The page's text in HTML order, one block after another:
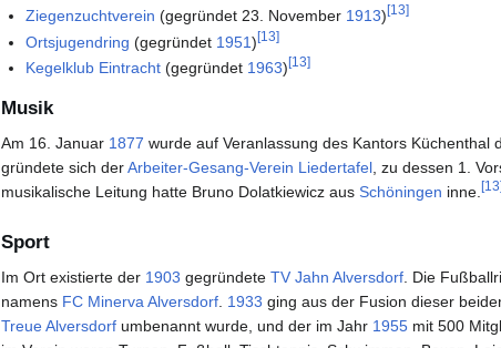
Ziegenzuchtverein (gegründet 23. November 1913)[13]
Ortsjugendring (gegründet 1951)[13]
Kegelklub Eintracht (gegründet 1963)[13]
Musik
Am 16. Januar 1877 wurde auf Veranlassung des Kantors Küchenthal
gründete sich derArbeiter-Gesang-Verein Liedertafel , zu dessen 1.
musikalische Leitung hatte Bruno Dolatkiewicz aus Schöningen inne. [13
Sport
Im Ort existierte der 1903 gegründete TV Jahn Alversdorf . Die
namens FC Minerva Alversdorf 1933 ging aus der Fusion dieser
Treue Alversdorf umbenannt wurde, und der im Jahr 1955 mit 500